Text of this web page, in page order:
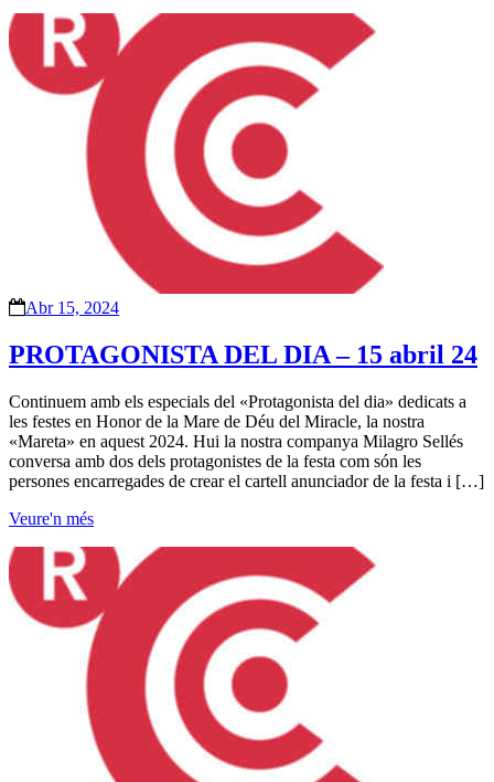
Abr 15, 2024
PROTAGONISTA DEL DIA – 15 abril 24
Continuem amb els especials del «Protagonista del dia» dedicats a
les festes en Honor de la Mare de Déu del Miracle, la nostra
«Mareta» en aquest 2024. Hui la nostra companya Milagro Sellés
conversa amb dos dels protagonistes de la festa com són les
persones encarregades de crear el cartell anunciador de la festa i […]
Veure'n més